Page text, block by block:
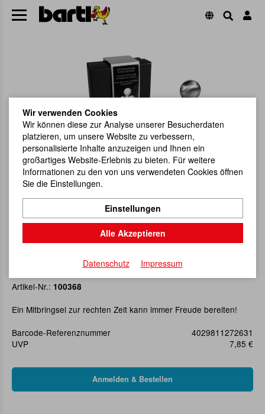
Magnethalter Schutzengel
Artikel-Nr.: 100368
Ein Mitbringsel zur rechten Zeit kann immer Freude bereiten!
Barcode-Referenznummer
4029811272631
UVP
7,85 €
Wir verwenden Cookies
Wir können diese zur Analyse unserer Besucherdaten
platzieren, um unsere Website zu verbessern,
personalisierte Inhalte anzuzeigen und Ihnen ein
großartiges Website-Erlebnis zu bieten. Für weitere
Informationen zu den von uns verwendeten Cookies öffnen
Sie die Einstellungen.
Einstellungen
Alle Akzeptieren
Datenschutz Impressum